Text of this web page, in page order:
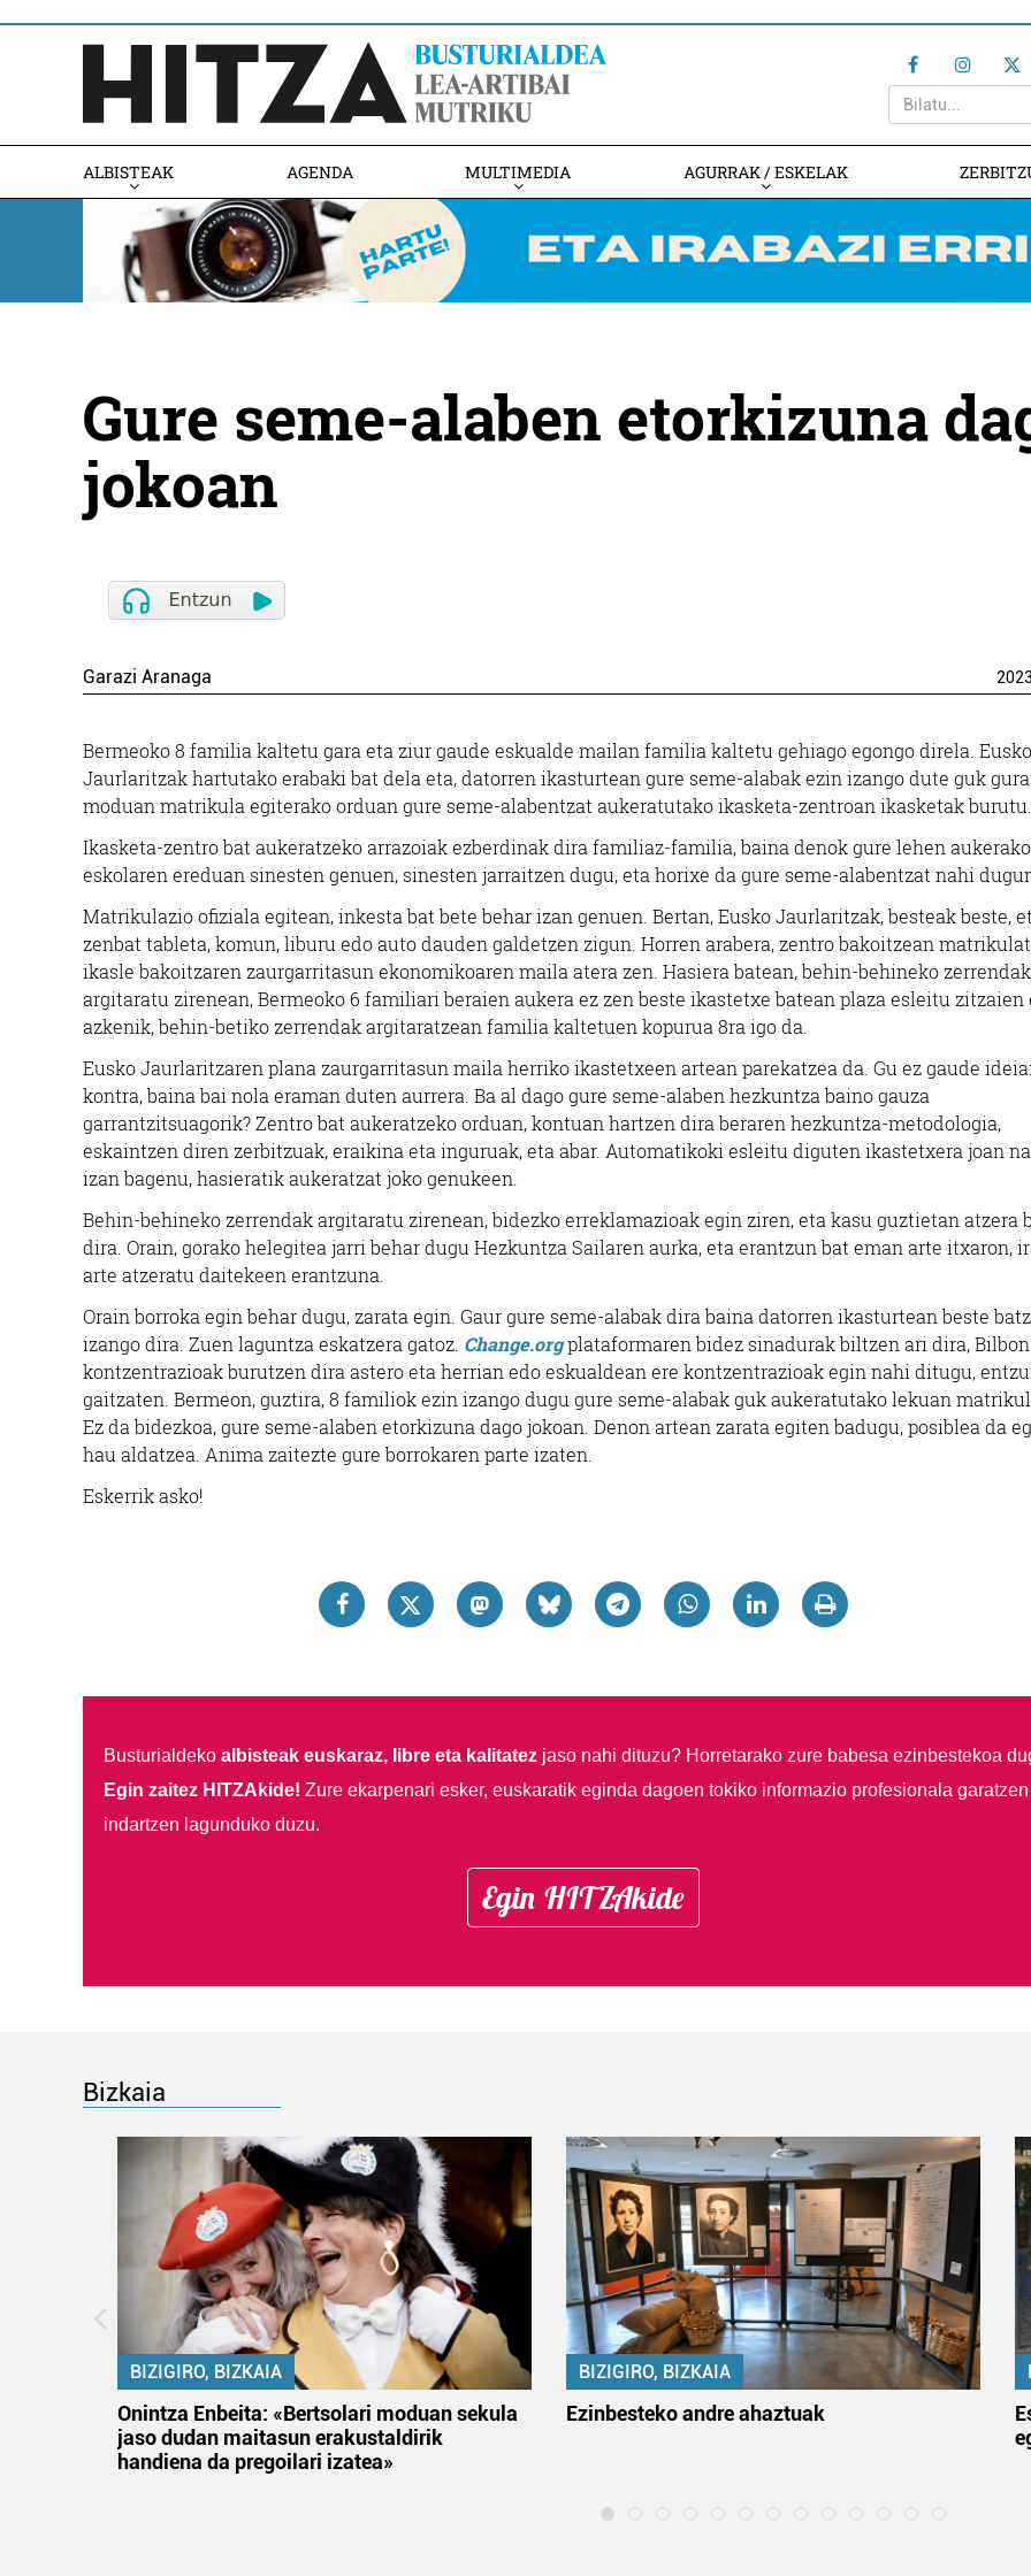
ALBISTEAK AGENDA MULTIMEDIA AGURRAK / ESKELAK
Gure seme-alaben etorkizuna
jokoan
Garazi Aranaga 2023
Bermeoko 8 familia kaltetu gara eta ziur gaude eskualde mailan familia kaltetu gehiago egongo direla. Eusko
Jaurlaritzak hartutako erabaki bat dela eta, datorren ikasturtean gure seme-alabak ezin izango dute guk
moduan matrikula egiterako orduan gure seme-alabentzat aukeratutako ikasketa-zentroan ikasketak burutu.
Ikasketa-zentro bat aukeratzeko arrazoiak ezberdinak dira familiaz-familia, baina denok gure lehen aukerako
eskolaren ereduan sinesten genuen, sinesten jarraitzen dugu, eta horixe da gure seme-alabentzat nahi
Matrikulazio ofiziala egitean, inkesta bat bete behar izan genuen. Bertan, Eusko Jaurlaritzak, besteak beste,
zenbat tableta, komun, liburu edo auto dauden galdetzen zigun. Horren arabera, zentro bakoitzean
ikasle bakoitzaren zaurgarritasun ekonomikoaren maila atera zen. Hasiera batean, behin-behineko zerrendak
argitaratu zirenean, Bermeoko 6 familiari beraien aukera ez zen beste ikastetxe batean plaza esleitu zitzaien
azkenik, behin-betiko zerrendak argitaratzean familia kaltetuen kopurua 8ra igo da.
Eusko Jaurlaritzaren plana zaurgarritasun maila herriko ikastetxeen artean parekatzea da. Gu ez gaude
kontra, baina bai nola eraman duten aurrera. Ba al dago gure seme-alaben hezkuntza baino gauza
garrantzitsuagorik? Zentro bat aukeratzeko orduan, kontuan hartzen dira beraren hezkuntza-metodologia,
eskaintzen diren zerbitzuak, eraikina eta inguruak, eta abar. Automatikoki esleitu diguten ikastetxera joan
izan bagenu, hasieratik aukeratzat joko genukeen.
Behin-behineko zerrendak argitaratu zirenean, bidezko erreklamazioak egin ziren, eta kasu guztietan atzera
dira. Orain, gorako helegitea jarri behar dugu Hezkuntza Sailaren aurka, eta erantzun bat eman arte itxaron,
arte atzeratu daitekeen erantzuna.
Orain borroka egin behar dugu, zarata egin. Gaur gure seme-alabak dira baina datorren ikasturtean beste
izango dira. Zuen laguntza eskatzera gatoz. Change.orgplataformaren bidez sinadurak biltzen ari dira, Bilbon
kontzentrazioak burutzen dira astero eta herrian edo eskualdean ere kontzentrazioak egin nahi ditugu,
gaitzaten. Bermeon, guztira, 8 familiok ezin izango dugu gure seme-alabak guk aukeratutako lekuan
Ez da bidezkoa, gure seme-alaben etorkizuna dago jokoan. Denon artean zarata egiten badugu, posiblea da
hau aldatzea. Anima zaitezte gure borrokaren parte izaten.
Eskerrik asko!
Busturialdeko albisteak euskaraz, libre eta kalitatezjaso nahi dituzu? Horretarako zure babesa ezinbestekoa
Egin zaitez HITZAkide! Zure ekarpenari esker, euskaratik eginda dagoen tokiko informazio profesionala garatzen
indartzen lagunduko duzu.
Egin HITZAkide
Bizkaia
BIZIGIRO, BIZKAIA
Onintza Enbeita: «Bertsolari moduan sekula
jaso dudan maitasun erakustaldirik
handiena da pregoilari izatea»
BIZIGIRO, BIZKAIA
Ezinbesteko andre ahaztuak